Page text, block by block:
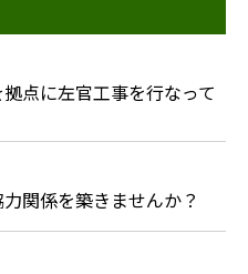
点に左官工事を行なって
関係を築きませんか？